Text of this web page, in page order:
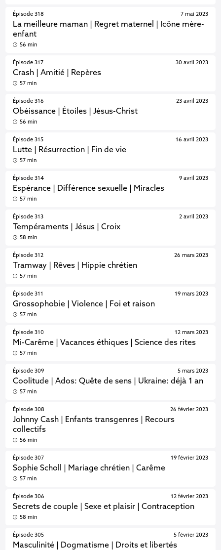
Épisode 318
La meilleure maman | Regret maternel | Icône mère-
enfant
7 mai 2023
56 min
Épisode 317
Crash | Amitié | Repères
30 avril 2023
57 min
Épisode 316
Obéissance | Étoiles | Jésus-Christ
23 avril 2023
56 min
Épisode 315
Lutte | Résurrection | Fin de vie
16 avril 2023
57 min
Épisode 314
Espérance | Différence sexuelle | Miracles
9 avril 2023
57 min
Épisode 313
Tempéraments | Jésus | Croix
2 avril 2023
58 min
Épisode 312
Tramway | Rêves | Hippie chrétien
26 mars 2023
57 min
Épisode 311
Grossophobie | Violence | Foi et raison
19 mars 2023
57 min
Épisode 310
Mi-Carême | Vacances éthiques | Science des rites
12 mars 2023
57 min
Épisode 309
Coolitude | Ados: Quête de sens | Ukraine: déjà 1 an
5 mars 2023
57 min
Épisode 308
Johnny Cash | Enfants transgenres | Recours
collectifs
26 février 2023
56 min
Épisode 307
Sophie Scholl | Mariage chrétien | Carême
19 février 2023
57 min
Épisode 306
Secrets de couple | Sexe et plaisir | Contraception
12 février 2023
58 min
Épisode 305
Masculinité | Dogmatisme | Droits et libertés
5 février 2023